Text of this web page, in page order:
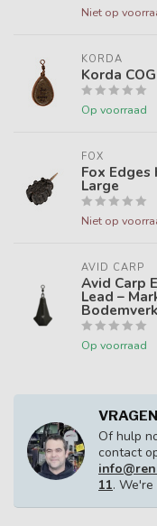
Niet op
KORDA
Korda
Op voorraad
FOX
Fox
Large
Niet op
AVID CARP
Avid Carp
Lead –
Op voorraad
Of hulp
contact
11.